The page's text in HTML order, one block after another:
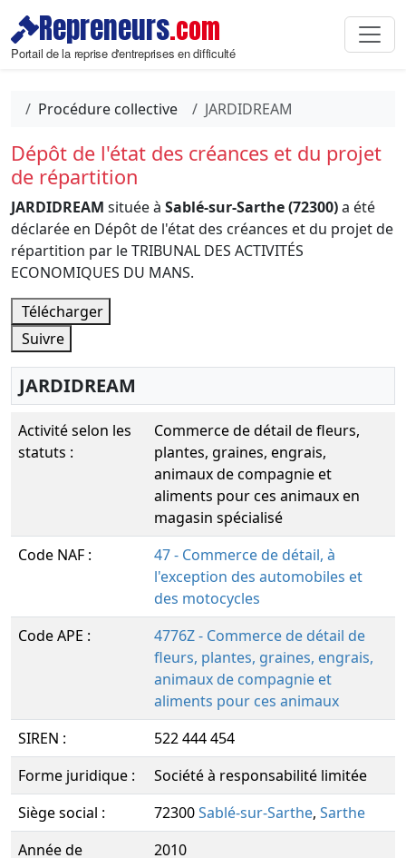
Repreneurs.com
Portail de la reprise d'entreprises en difficulté
Procédure collective JARDIDREAM
Dépôt de l'état des créances et du projet
de répartition
JARDIDREAM située à Sablé-sur-Sarthe (72300)a été
déclarée en Dépôt de l'état des créances et du projet de
répartition par le TRIBUNAL DES ACTIVITÉS
ECONOMIQUES DU MANS.
Télécharger
Suivre
JARDIDREAM
Activité selon les
statuts :
Commerce de détail de fleurs,
plantes, graines, engrais,
animaux de compagnie et
aliments pour ces animaux en
magasin spécialisé
Code NAF :
47 - Commerce de détail, à
l'exception des automobiles et
des motocycles
Code APE :
4776Z - Commerce de détail de
fleurs, plantes, graines, engrais,
animaux de compagnie et
aliments pour ces animaux
SIREN :
522 444 454
Forme juridique :
Société à responsabilité limitée
Siège social :
72300Sablé-sur-Sarthe, Sarthe
Année de
2010